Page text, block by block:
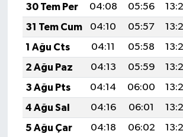
30 Tem Per
04:08 05:56
31 Tem Cum
04:10 05:57
1 Ağu Cts
04:11 05:58
2 Ağu Paz
04:13 05:59
3 Ağu Pts
04:14 06:00
4 Ağu Sal
04:16 06:01
5 Ağu Çar
04:18 06:02